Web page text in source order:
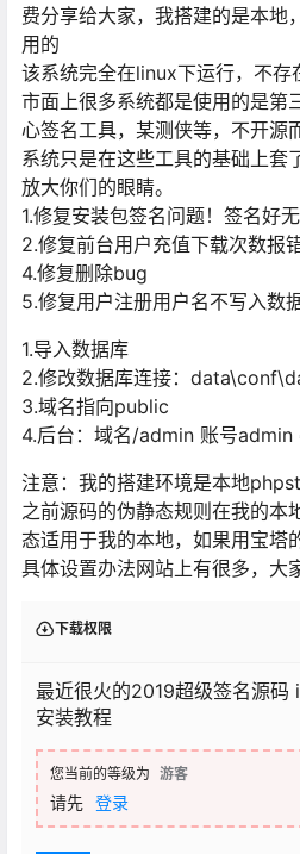
费分享给大家，我搭建的是本地
用的
该系统完全在linux下运行，不存
市面上很多系统都是使用的是第
心签名工具，某测侠等，不开源
系统只是在这些工具的基础上套
放大你们的眼睛。
1.修复安装包签名问题！签名好
2.修复前台用户充值下载次数报
4.修复删除bug
5.修复用户注册用户名不写入数
1.导入数据库
2.修改数据库连接：
3.域名指向public
4.后台：域名/admin 账号admin
注意：我的搭建环境是本地
之前源码的伪静态规则在我的本
态适用于我的本地，如果用宝塔
具体设置办法网站上有很多，大
下载权限
最近很火的2019超级签名源码
安装教程
您当前的等级为 游客
请先 登录